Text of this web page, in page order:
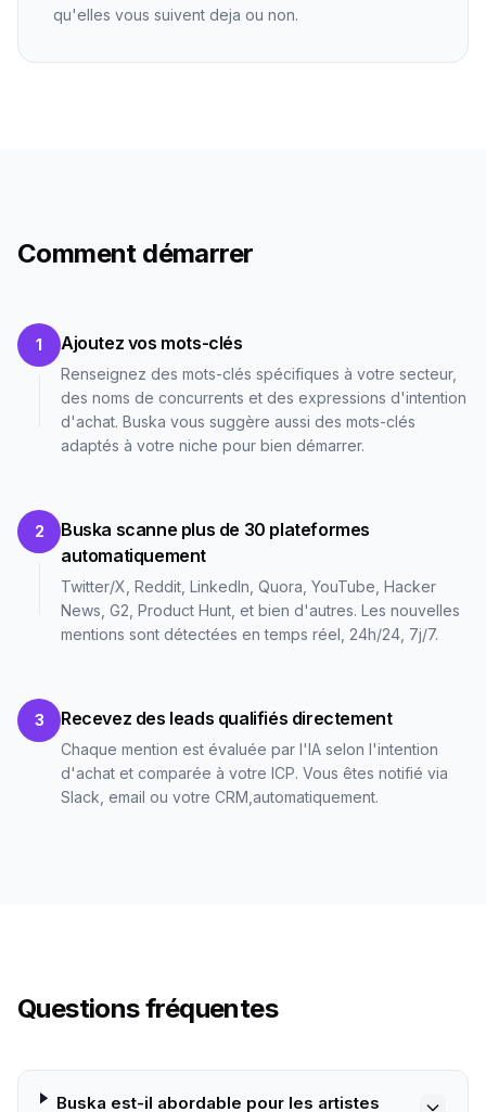
qu'elles vous suivent deja ou non.
Comment démarrer
1 Ajoutez vos mots-clés
Renseignez des mots-clés spécifiques à votre secteur,
des noms de concurrents et des expressions d'intention
d'achat. Buska vous suggère aussi des mots-clés
adaptés à votre niche pour bien démarrer.
2
Buska scanne plus de 30 plateformes
automatiquement
Twitter/X, Reddit, LinkedIn, Quora, YouTube, Hacker
News, G2, Product Hunt, et bien d'autres. Les nouvelles
mentions sont détectées en temps réel, 24h/24, 7j/7.
3 Recevez des leads qualifiés directement
Chaque mention est évaluée par l'IA selon l'intention
d'achat et comparée à votre ICP. Vous êtes notifié via
Slack, email ou votre CRM,automatiquement.
Questions fréquentes
Buska est-il abordable pour les artistes